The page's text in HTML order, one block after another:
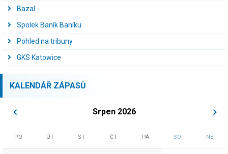
Bazal
Spolek Baník Baníku
Pohled na tribuny
GKS Katowice
KALENDÁŘ ZÁPASŮ
Srpen 2026
PO ÚT ST ČT PÁ SO NE